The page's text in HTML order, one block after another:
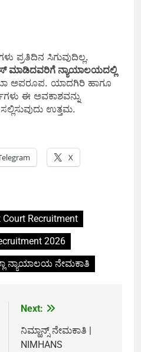
ಪ್ರತಿದಿನ ಸಿಗುವುದಿಲ್ಲ.
ಮಾಡಿದವರಿಗೆ ನ್ಯಾಯಾಲಯದಲ್ಲಿ
ಅಪರೂಪ. ಯಾದಗಿರಿ ಹಾಗೂ
ಈ ಅವಕಾಶವನ್ನು
ಉತ್ತಮ.
X
Recruitment
2026
ನ್ಯಾಯಾಲಯ ನೇಮಕಾತಿ
Next:
ನಿಮ್ಹಾನ್ಸ್ ನೇಮಕಾತಿ |
NIMHANS